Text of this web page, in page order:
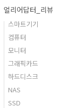
얼리어답터_리뷰
스마트기기
컴퓨터
모니터
그래픽카드
하드디스크
NAS
SSD